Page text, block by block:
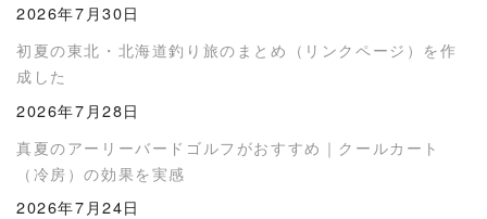
2026年7月30日
初夏の東北・北海道釣り旅のまとめ（リンクページ）を作
成した
2026年7月28日
真夏のアーリーバードゴルフがおすすめ｜クールカート
（冷房）の効果を実感
2026年7月24日